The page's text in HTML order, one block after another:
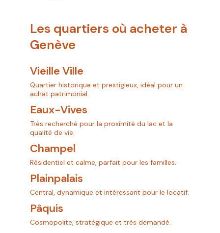
Les quartiers où acheter à
Genève
Vieille Ville
Quartier historique et prestigieux, idéal pour un
achat patrimonial.
Eaux-Vives
Très recherché pour la proximité du lac et la
qualité de vie.
Champel
Résidentiel et calme, parfait pour les familles.
Plainpalais
Central, dynamique et intéressant pour le locatif.
Pâquis
Cosmopolite, stratégique et très demandé.